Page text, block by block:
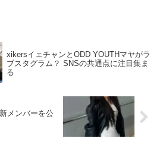
xikersイェチャンとODD YOUTHマヤがラ
ブスタグラム？ SNSの共通点に注目集ま
る
メンバーを公